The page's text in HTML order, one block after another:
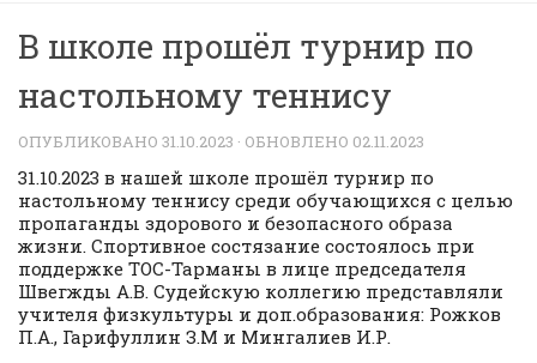
В школе прошёл турнир по
настольному теннису
ОПУБЛИКОВАНО 31.10.2023 · ОБНОВЛЕНО 02.11.2023
31.10.2023 в нашей школе прошёл турнир по
настольному теннису среди обучающихся с целью
пропаганды здорового и безопасного образа
жизни. Спортивное состязание состоялось при
поддержке ТОС-Тарманы в лице председателя
Швегжды А.В. Судейскую коллегию представляли
учителя физкультуры и доп.образования: Рожков
П.А., Гарифуллин З.М и Мингалиев И.Р.